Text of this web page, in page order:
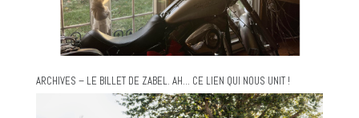
ARCHIVES – LE BILLET DE ZABEL. AH… CE LIEN QUI NOUS UNIT !